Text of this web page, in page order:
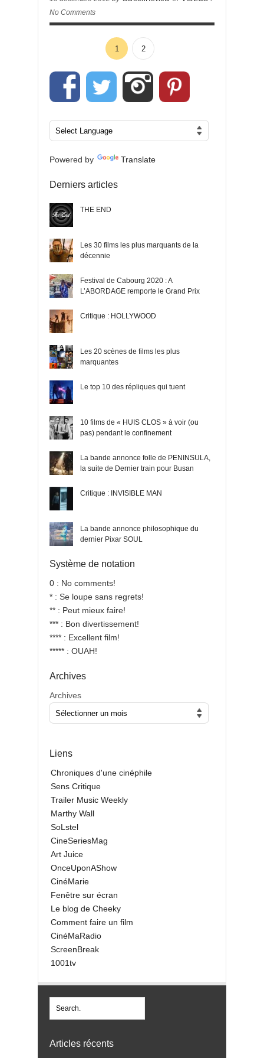
No Comments
1 2
Powered by Translate
Derniers articles
THE END
Les 30 films les plus marquants de la
décennie
Festival de Cabourg 2020 : A
L’ABORDAGE remporte le Grand Prix
Critique : HOLLYWOOD
Les 20 scènes de films les plus
marquantes
Le top 10 des répliques qui tuent
10 films de « HUIS CLOS » à voir (ou
pas) pendant le confinement
La bande annonce folle de PENINSULA,
la suite de Dernier train pour Busan
Critique : INVISIBLE MAN
La bande annonce philosophique du
dernier Pixar SOUL
Système de notation
0 : No comments!
* : Se loupe sans regrets!
** : Peut mieux faire!
*** : Bon divertissement!
**** : Excellent film!
***** : OUAH!
Archives
Archives
Liens
Chroniques d'une cinéphile
Sens Critique
Trailer Music Weekly
Marthy Wall
SoLstel
CineSeriesMag
Art Juice
OnceUponAShow
CinéMarie
Fenêtre sur écran
Le blog de Cheeky
Comment faire un film
CinéMaRadio
ScreenBreak
1001tv
Articles récents